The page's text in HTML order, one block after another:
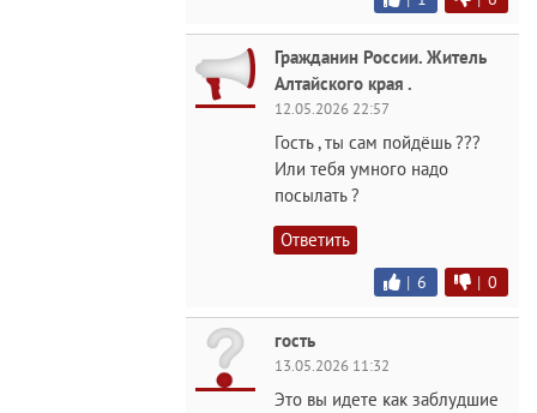
Гражданин России. Житель
Алтайского края .
12.05.2026 22:57
Гость , ты сам пойдёшь ???
Или тебя умного надо
посылать ?
Ответить
| 6 | 0
гость
13.05.2026 11:32
Это вы идете как заблудшие